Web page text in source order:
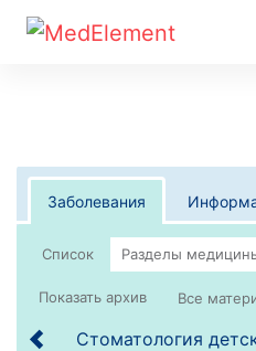
Заболевания
Список
Все
Стоматология